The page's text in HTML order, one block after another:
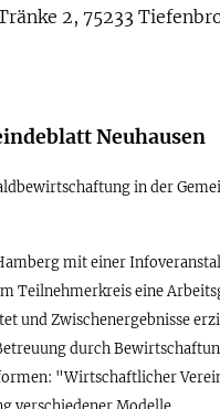
2, 75233
Neuhausen
in der
mit einer
Teilnehmerkreis eine
und Zwischenergebnisse
durch
"Wirtschaftlicher